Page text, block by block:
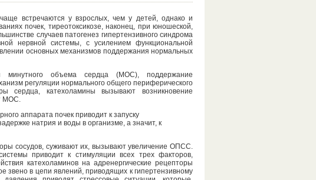
встречаются у взрослых, чем у детей, однако и
почек, тиреотоксикозе, наконец, при юношеской,
случаев патогенез гипертензивного синдрома
нервной системы, с усилением функциональной
основных механизмов поддержания нормальных
минутного объема сердца (МОС), поддержание
регуляции нормального общего периферического
сердца, катехоламины вызывают возникновение
МОС.
аппарата почек приводит к запуску
натрия и воды в организме, а значит, к
сосудов, суживают их, вызывают увеличение ОПСС.
приводит к стимуляции всех трех факторов,
катехоламинов на адренергические рецепторы
звено в цепи явлений, приводящих к гипертензивному